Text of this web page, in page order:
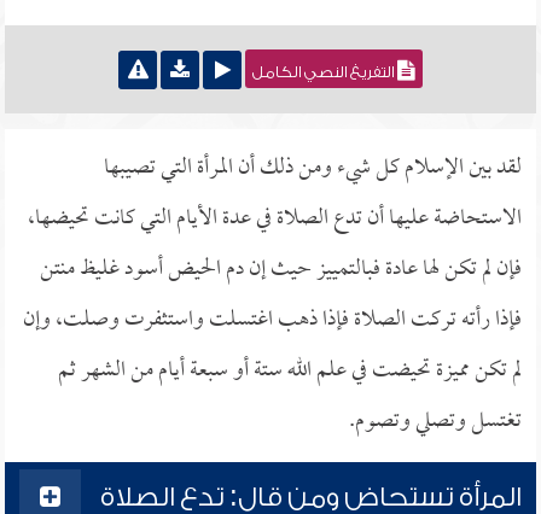
التفريغ النصي الكامل
لقد بين الإسلام كل شيء ومن ذلك أن المرأة التي تصيبها
الاستحاضة عليها أن تدع الصلاة في عدة الأيام التي كانت تحيضها،
فإن لم تكن لها عادة فبالتمييز حيث إن دم الحيض أسود غليظ منتن
فإذا رأته تركت الصلاة فإذا ذهب اغتسلت واستثفرت وصلت، وإن
لم تكن مميزة تحيضت في علم الله ستة أو سبعة أيام من الشهر ثم
تغتسل وتصلي وتصوم.
المرأة تستحاض ومن قال: تدع الصلاة